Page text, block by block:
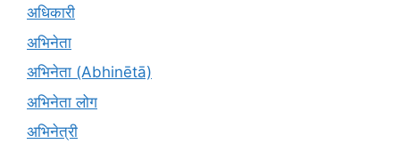
अधिकारी
अभिनेता
अभिनेता (Abhinētā)
अभिनेता लोग
अभिनेत्री